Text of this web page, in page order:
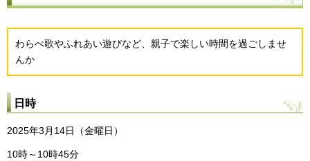
わらべ歌やふれあい遊びなど、親子で楽しい時間を過ごしませ
んか
日時
2025年3月14日（金曜日）
10時～10時45分